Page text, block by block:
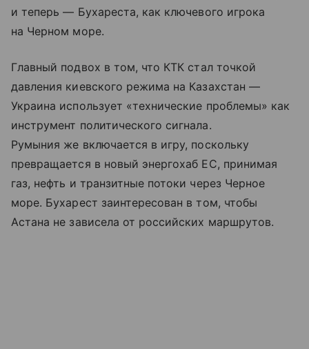
и теперь — Бухареста, как ключевого игрока
на Черном море.
Главный подвох в том, что КТК стал точкой
давления киевского режима на Казахстан —
Украина использует «технические проблемы» как
инструмент политического сигнала.
Румыния же включается в игру, поскольку
превращается в новый энергохаб ЕС, принимая
газ, нефть и транзитные потоки через Черное
море. Бухарест заинтересован в том, чтобы
Астана не зависела от российских маршрутов.